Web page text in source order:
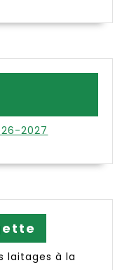
2027
laitages à la